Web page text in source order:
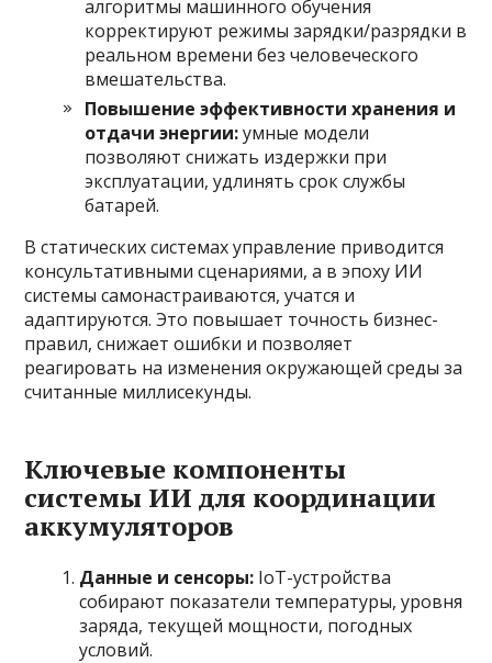
алгоритмы машинного обучения
корректируют режимы зарядки/разрядки в
реальном времени без человеческого
вмешательства.
Повышение эффективности хранения и
отдачи энергии:умные модели
позволяют снижать издержки при
эксплуатации, удлинять срок службы
батарей.
В статических системах управление приводится
консультативными сценариями, а в эпоху ИИ
системы самонастраиваются, учатся и
адаптируются. Это повышает точность бизнес-
правил, снижает ошибки и позволяет
реагировать на изменения окружающей среды за
считанные миллисекунды.
Ключевые компоненты
системы ИИ для координации
аккумуляторов
Данные и сенсоры: IoT-устройства
собирают показатели температуры, уровня
заряда, текущей мощности, погодных
условий.